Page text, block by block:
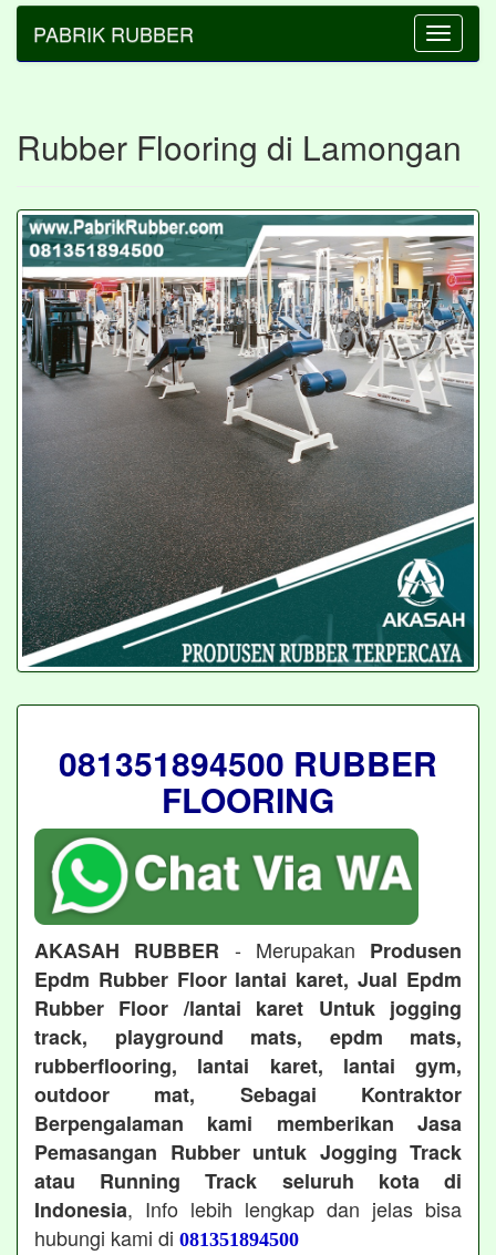
Toggle
PABRIK RUBBER
Rubber Flooring di Lamongan
081351894500 RUBBER
FLOORING
AKASAH RUBBER - Merupakan Produsen
Epdm Rubber Floor lantai karet, Jual Epdm
Rubber Floor /lantai karet Untuk jogging
track, playground mats, epdm mats,
rubberflooring, lantai karet, lantai gym,
outdoor mat, Sebagai Kontraktor
Berpengalaman kami memberikan Jasa
Pemasangan Rubber untuk Jogging Track
atau Running Track seluruh kota di
Indonesia, Info lebih lengkap dan jelas bisa
hubungi kami di 081351894500